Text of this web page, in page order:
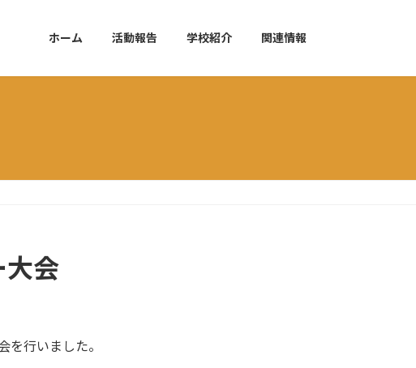
ホーム 活動報告 学校紹介 関連情報
大会
を行いました。